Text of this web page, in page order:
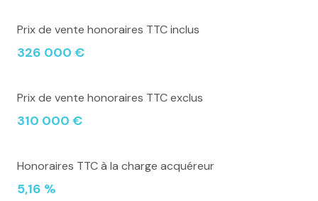
Prix de vente honoraires TTC inclus
326 000 €
Prix de vente honoraires TTC exclus
310 000 €
Honoraires TTC à la charge acquéreur
5,16 %